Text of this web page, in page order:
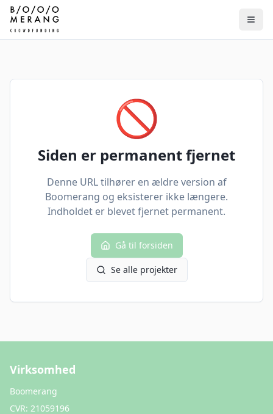
🚫
Siden er permanent fjernet
Denne URL tilhører en ældre version af
Boomerang og eksisterer ikke længere.
Indholdet er blevet fjernet permanent.
Gå til forsiden
Se alle projekter
Virksomhed
Boomerang
CVR: 21059196